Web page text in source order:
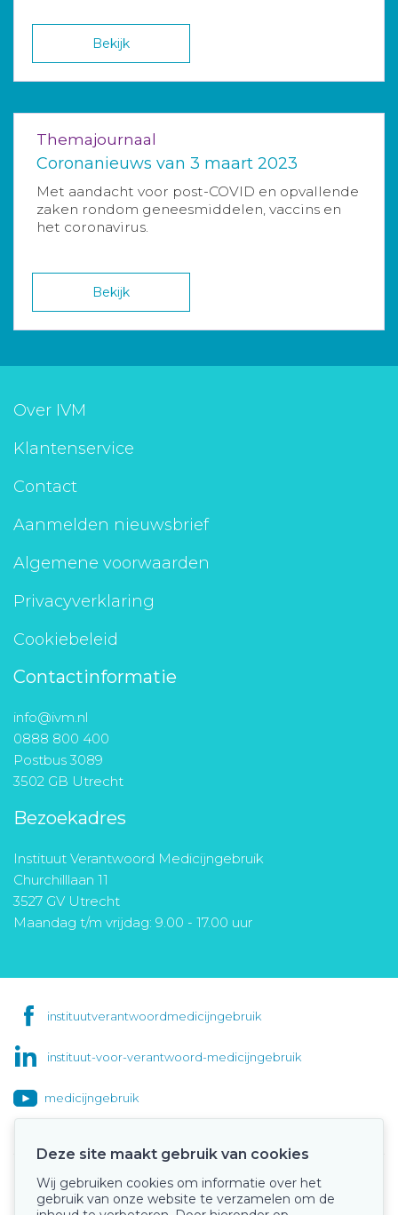
Bekijk
Themajournaal
Coronanieuws van 3 maart 2023
Met aandacht voor post-COVID en opvallende
zaken rondom geneesmiddelen, vaccins en
het coronavirus.
Bekijk
Over IVM
Klantenservice
Contact
Aanmelden nieuwsbrief
Algemene voorwaarden
Privacyverklaring
Cookiebeleid
Contactinformatie
info@ivm.nl
0888 800 400
Postbus 3089
3502 GB Utrecht
Bezoekadres
Instituut Verantwoord Medicijngebruik
Churchilllaan 11
3527 GV Utrecht
Maandag t/m vrijdag: 9.00 - 17.00 uur
instituutverantwoordmedicijngebruik
instituut-voor-verantwoord-medicijngebruik
medicijngebruik
Onze keurmerken
Deze site maakt gebruik van cookies
Wij gebruiken cookies om informatie over het
gebruik van onze website te verzamelen om de